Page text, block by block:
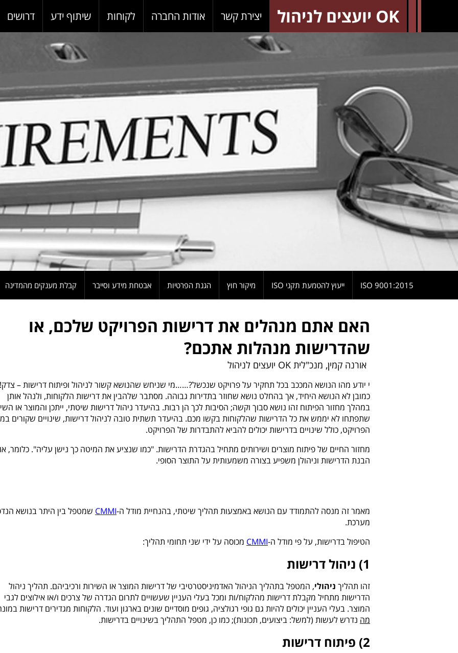
OK יועצים לניהול יצירת קשר אודות החברה לקוחות שיתוף ידע דרושים
9001:2015 ISO ייעוץ להטמעת תקני ISO מיקור חוץ הגנת הפרטיות אבטחת מידע וסייבר קבלת מענקים מהמדינה
האם אתם מנהלים את דרישות הפרויקט שלכם, או
שהדרישות מנהלות אתכם?
אורנה קמין, מנכ"לית OK יועצים לניהול
י יודע מהו הנושא המככב בכל תחקיר על פרויקט שנכשל?……מי שניחש שהנושא קשור לניהול ופיתוח דרישות –
כמובן לא הנושא היחיד, אך בהחלט נושא שחוזר בתדירות גבוהה. מסתבר שלהבין את דרישות הלקוחות, ולנהל אותן
במהלך מחזור הפיתוח זהו נושא סבוך וקשה; הסיבות לכך הן רבות. בהיעדר ניהול דרישות שיטתי, ייתכן והמוצר או
שתפתחו לא יממש את כל הדרישות שהלקוחות בקשו מכם. בהיעדר תשתית טובה לניהול דרישות, שינויים שקורים
הפרויקט, כולל שינויים בדרישות יכולים להביא להתבדרות של הפרויקט.
מחזור החיים של פיתוח מוצרים ושירותים מתחיל בהגדרת הדרישות. "כמו שנציע את המיטה כך נישן עליה". כלומר,
הבנת הדרישות וניהולן משפיע בצורה משמעותית על התוצר הסופי.
מאמר זה מנסה להתמודד עם הנושא באמצעות תהליך שיטתי, בהנחיית מודל ה-CMMI שמטפל בין היתר בנושא
מערכת.
הטיפול בדרישות, על פי מודל ה-CMMI מכוסה על ידי שני תחומי תהליך:
1) ניהול דרישות
זהו תהליך ניהולי, המטפל בתהליך הניהול האדמיניסטרטיבי של דרישות המוצר או השירות ורכיביהם. תהליך ניהול
הדרישות מתחיל מקבלת דרישות מהלקוח/ות ומכל בעלי העניין שעשויים לתרום הגדרה של צרכים ו/או אילוצים לגבי
המוצר. בעלי העניין יכולים להיות גם גופי רגולציה, גופים מוסדיים שונים בארגון ועוד. הלקוחות מגדירים דרישות
מה נדרש לעשות (למשל: ביצועים, תכונות); כמו כן, מטפל התהליך בשינויים בדרישות.
2) פיתוח דרישות